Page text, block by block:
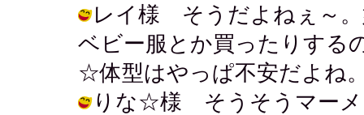
レイ様 そうだよねぇ～。
ベビー服とか買ったりする
☆体型はやっぱ不安だよね
りな☆様 そうそうマーメ